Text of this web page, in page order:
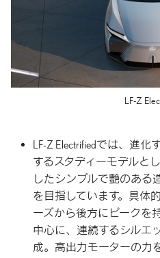
LF-Z
LF-Z Electrifiedでは、進化
するスタディーモデルと
したシンプルで艶のある
を目指しています。具体
ーズから後方にピークを
中心に、連続するシルエ
成。高出力モーターの力